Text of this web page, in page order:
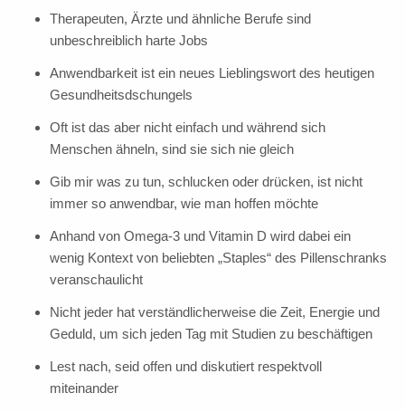
Therapeuten, Ärzte und ähnliche Berufe sind
unbeschreiblich harte Jobs
Anwendbarkeit ist ein neues Lieblingswort des heutigen
Gesundheitsdschungels
Oft ist das aber nicht einfach und während sich
Menschen ähneln, sind sie sich nie gleich
Gib mir was zu tun, schlucken oder drücken, ist nicht
immer so anwendbar, wie man hoffen möchte
Anhand von Omega-3 und Vitamin D wird dabei ein
wenig Kontext von beliebten „Staples“ des Pillenschranks
veranschaulicht
Nicht jeder hat verständlicherweise die Zeit, Energie und
Geduld, um sich jeden Tag mit Studien zu beschäftigen
Lest nach, seid offen und diskutiert respektvoll
miteinander